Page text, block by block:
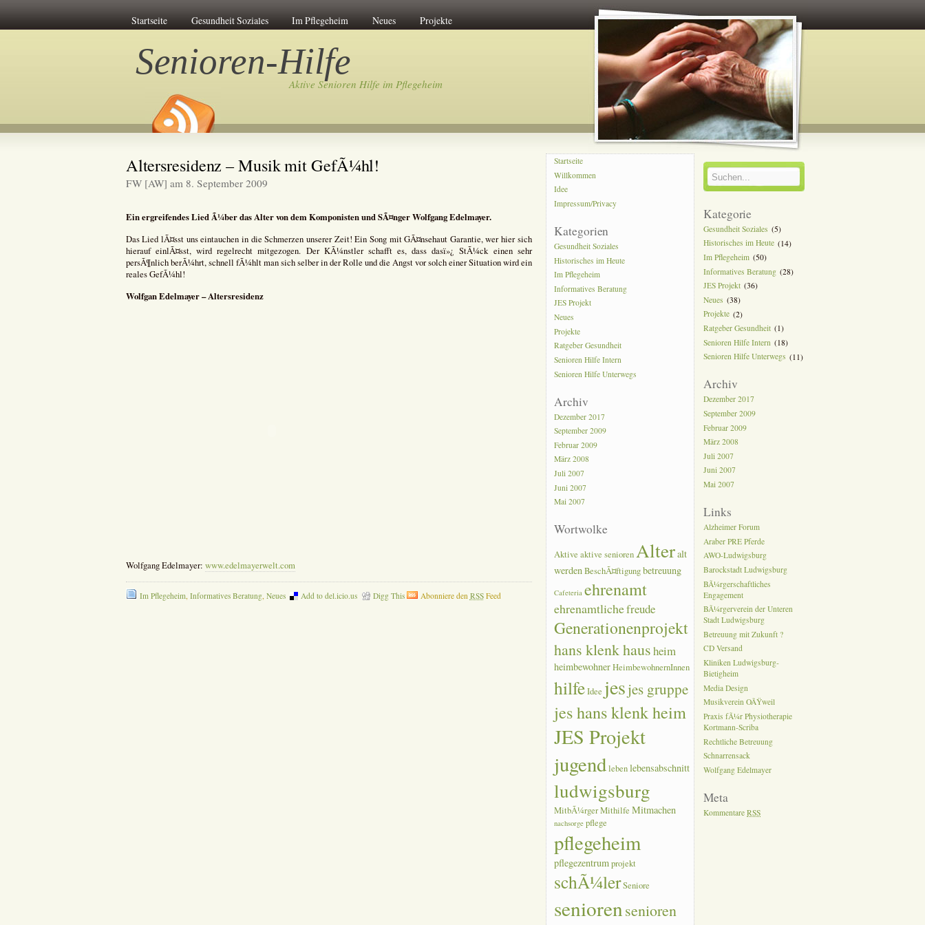
Startseite Gesundheit Soziales Im Pflegeheim Neues Projekte
Senioren-Hilfe
Aktive Senioren Hilfe im Pflegeheim
Altersresidenz – Musik mit GefÃ¼hl!
FW [AW] am 8. September 2009
Ein ergreifendes Lied Ã¼ber das Alter von dem Komponisten und SÃ¤nger Wolfgang Edelmayer.
Das Lied lÃ¤sst uns eintauchen in die Schmerzen unserer Zeit! Ein Song mit GÃ¤nsehaut Garantie, wer hier sich
hierauf einlÃ¤sst, wird regelrecht mitgezogen. Der KÃ¼nstler schafft es, dass dasï»¿ StÃ¼ck einen sehr
persÃ¶nlich berÃ¼hrt, schnell fÃ¼hlt man sich selber in der Rolle und die Angst vor solch einer Situation wird ein
reales GefÃ¼hl!
Wolfgan Edelmayer – Altersresidenz
Wolfgang Edelmayer: www.edelmayerwelt.com
Im Pflegeheim Informatives Beratung, Neues Add to del.icio.us Digg This Abonniere den RSSFeed
Startseite
Willkommen
Idee
Impressum/Privacy
Kategorien
Gesundheit Soziales
Historisches im Heute
Im Pflegeheim
Informatives Beratung
JES Projekt
Neues
Projekte
Ratgeber Gesundheit
Senioren Hilfe Intern
Senioren Hilfe Unterwegs
Archiv
Dezember 2017
September 2009
Februar 2009
März 2008
Juli 2007
Juni 2007
Mai 2007
Wortwolke
Aktive aktive seniorenAlteralt
werdenBeschÃ¤ftigungbetreuung
Cafeteria ehrenamt
ehrenamtlichefreude
Generationenprojekt
hans klenk hausheim
heimbewohnerHeimbewohnernInnen
hilfeIdee jesjes gruppe
jes hans klenk heim
JES Projekt
jugendlebenlebensabschnitt
ludwigsburg
MitbÃ¼rgerMithilfe Mitmachen
nachsorge pflege
pflegeheim
pflegezentrumprojekt
schÃ¼lerSeniore
seniorensenioren
Kategorie
Gesundheit Soziales (5)
Historisches im Heute (14)
Im Pflegeheim (50)
Informatives Beratung (28)
JES Projekt (36)
Neues (38)
Projekte (2)
Ratgeber Gesundheit (1)
Senioren Hilfe Intern (18)
Senioren Hilfe Unterwegs (11)
Archiv
Dezember 2017
September 2009
Februar 2009
März 2008
Juli 2007
Juni 2007
Mai 2007
Links
Alzheimer Forum
Araber PRE Pferde
AWO-Ludwigsburg
Barockstadt Ludwigsburg
BÃ¼rgerschaftliches
Engagement
BÃ¼rgerverein der Unteren
Stadt Ludwigsburg
Betreuung mit Zukunft ?
CD Versand
Kliniken Ludwigsburg-
Bietigheim
Media Design
Musikverein OÃŸweil
Praxis fÃ¼r Physiotherapie
Kortmann-Scriba
Rechtliche Betreuung
Schnarrensack
Wolfgang Edelmayer
Meta
KommentareRSS